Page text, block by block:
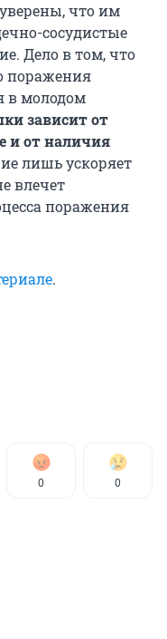
что им
сосудистые
Дело в том, что
поражения
в молодом
зависит от
и от наличия
лишь ускоряет
влечет
поражения
.
0 0